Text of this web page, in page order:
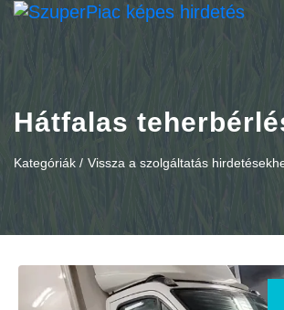
Hátfalas
Kategóriák / Vissza a szolgáltatás